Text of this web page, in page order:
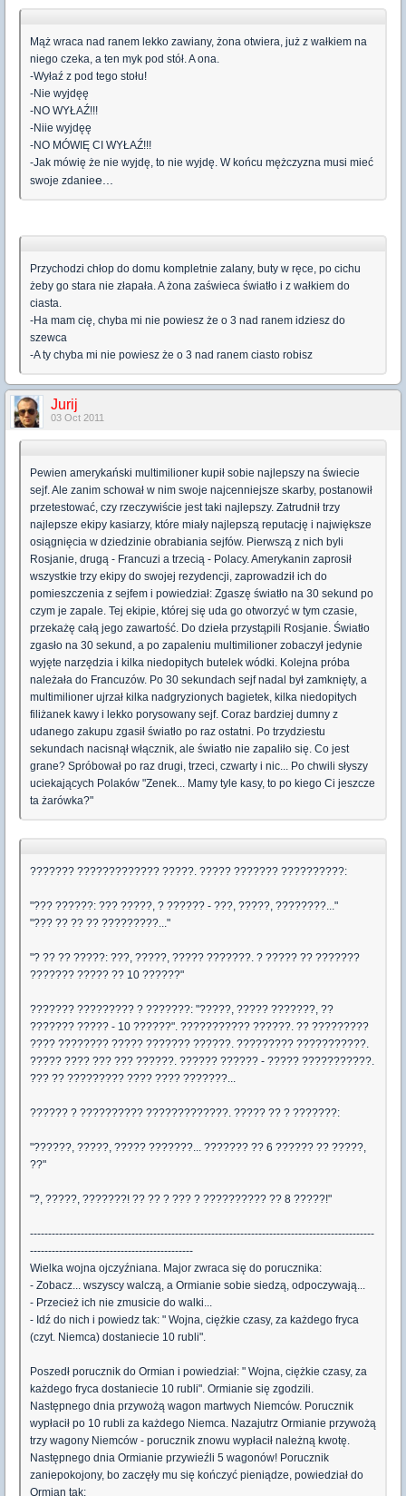
Mąż wraca nad ranem lekko zawiany, żona otwiera, już z wałkiem na
niego czeka, a ten myk pod stół. A ona.
-Wyłaź z pod tego stołu!
-Nie wyjdęę
-NO WYŁAŹ!!!
-Niie wyjdęę
-NO MÓWIĘ CI WYŁAŹ!!!
-Jak mówię że nie wyjdę, to nie wyjdę. W końcu mężczyzna musi mieć
swoje zdaniee...
Przychodzi chłop do domu kompletnie zalany, buty w ręce, po cichu
żeby go stara nie złapała. A żona zaświeca światło i z wałkiem do
ciasta.
-Ha mam cię, chyba mi nie powiesz że o 3 nad ranem idziesz do
szewca
-A ty chyba mi nie powiesz że o 3 nad ranem ciasto robisz
Jurij
03 Oct 2011
Pewien amerykański multimilioner kupił sobie najlepszy na świecie
sejf. Ale zanim schował w nim swoje najcenniejsze skarby, postanowił
przetestować, czy rzeczywiście jest taki najlepszy. Zatrudnił trzy
najlepsze ekipy kasiarzy, które miały najlepszą reputację i największe
osiągnięcia w dziedzinie obrabiania sejfów. Pierwszą z nich byli
Rosjanie, drugą - Francuzi a trzecią - Polacy. Amerykanin zaprosił
wszystkie trzy ekipy do swojej rezydencji, zaprowadził ich do
pomieszczenia z sejfem i powiedział: Zgaszę światło na 30 sekund po
czym je zapale. Tej ekipie, której się uda go otworzyć w tym czasie,
przekażę całą jego zawartość. Do dzieła przystąpili Rosjanie. Światło
zgasło na 30 sekund, a po zapaleniu multimilioner zobaczył jedynie
wyjęte narzędzia i kilka niedopitych butelek wódki. Kolejna próba
należała do Francuzów. Po 30 sekundach sejf nadal był zamknięty, a
multimilioner ujrzał kilka nadgryzionych bagietek, kilka niedopitych
filiżanek kawy i lekko porysowany sejf. Coraz bardziej dumny z
udanego zakupu zgasił światło po raz ostatni. Po trzydziestu
sekundach nacisnął włącznik, ale światło nie zapaliło się. Co jest
grane? Spróbował po raz drugi, trzeci, czwarty i nic... Po chwili słyszy
uciekających Polaków "Zenek... Mamy tyle kasy, to po kiego Ci jeszcze
ta żarówka?"
??????? ????????????? ?????. ????? ??????? ??????????:
"??? ??????: ??? ?????, ? ?????? - ???, ?????, ????????..."
"??? ?? ?? ?? ?????????..."
"? ?? ?? ?????: ???, ?????, ????? ???????. ? ????? ?? ???????
??????? ????? ?? 10 ??????"
??????? ????????? ? ???????: "?????, ????? ???????, ??
??????? ????? - 10 ??????". ??????????? ??????. ?? ?????????
???? ???????? ????? ??????? ??????. ????????? ???????????.
????? ???? ??? ??? ??????. ?????? ?????? - ????? ???????????.
??? ?? ????????? ???? ???? ???????...
?????? ? ?????????? ?????????????. ????? ?? ? ???????:
"??????, ?????, ????? ???????... ??????? ?? 6 ?????? ?? ?????,
??"
"?, ?????, ???????! ?? ?? ? ??? ? ?????????? ?? 8 ?????!"
-----------------------------------------------------------------------------------------------
---------------------------------------------
Wielka wojna ojczyźniana. Major zwraca się do porucznika:
- Zobacz... wszyscy walczą, a Ormianie sobie siedzą, odpoczywają...
- Przecież ich nie zmusicie do walki...
- Idź do nich i powiedz tak: " Wojna, ciężkie czasy, za każdego fryca
(czyt. Niemca) dostaniecie 10 rubli".
Poszedł porucznik do Ormian i powiedział: " Wojna, ciężkie czasy, za
każdego fryca dostaniecie 10 rubli". Ormianie się zgodzili.
Następnego dnia przywożą wagon martwych Niemców. Porucznik
wypłacił po 10 rubli za każdego Niemca. Nazajutrz Ormianie przywożą
trzy wagony Niemców - porucznik znowu wypłacił należną kwotę.
Następnego dnia Ormianie przywieźli 5 wagonów! Porucznik
zaniepokojony, bo zaczęły mu się kończyć pieniądze, powiedział do
Ormian tak: